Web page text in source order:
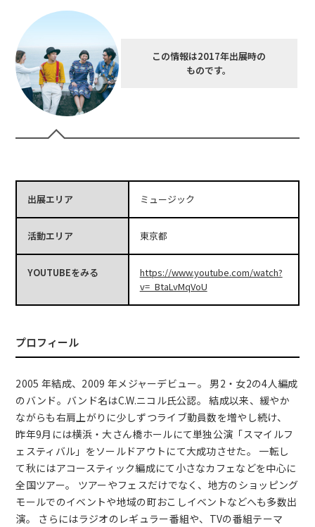
この情報は2017年出展時の
ものです。
出展エリア ミュージック
活動エリア 東京都
YOUTUBEをみる
https://www.youtube.com/watch?
v=_BtaLvMqVoU
プロフィール
2005 年結成、2009 年メジャーデビュー。 男2・女2の4人編成
のバンド。バンド名はC.W.ニコル氏公認。 結成以来、緩やか
ながらも右肩上がりに少しずつライブ動員数を増やし続け、
昨年9月には横浜・大さん橋ホールにて単独公演「スマイルフ
ェスティバル」をソールドアウトにて大成功させた。 一転し
て秋にはアコースティック編成にて小さなカフェなどを中心に
全国ツアー。 ツアーやフェスだけでなく、地方のショッピング
モールでのイベントや地域の町おこしイベントなどへも多数出
演。 さらにはラジオのレギュラー番組や、TVの番組テーマ